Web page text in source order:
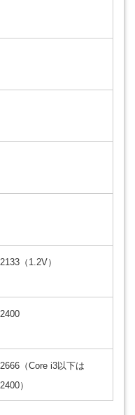
（1.2V）
（Core i3以下は
）